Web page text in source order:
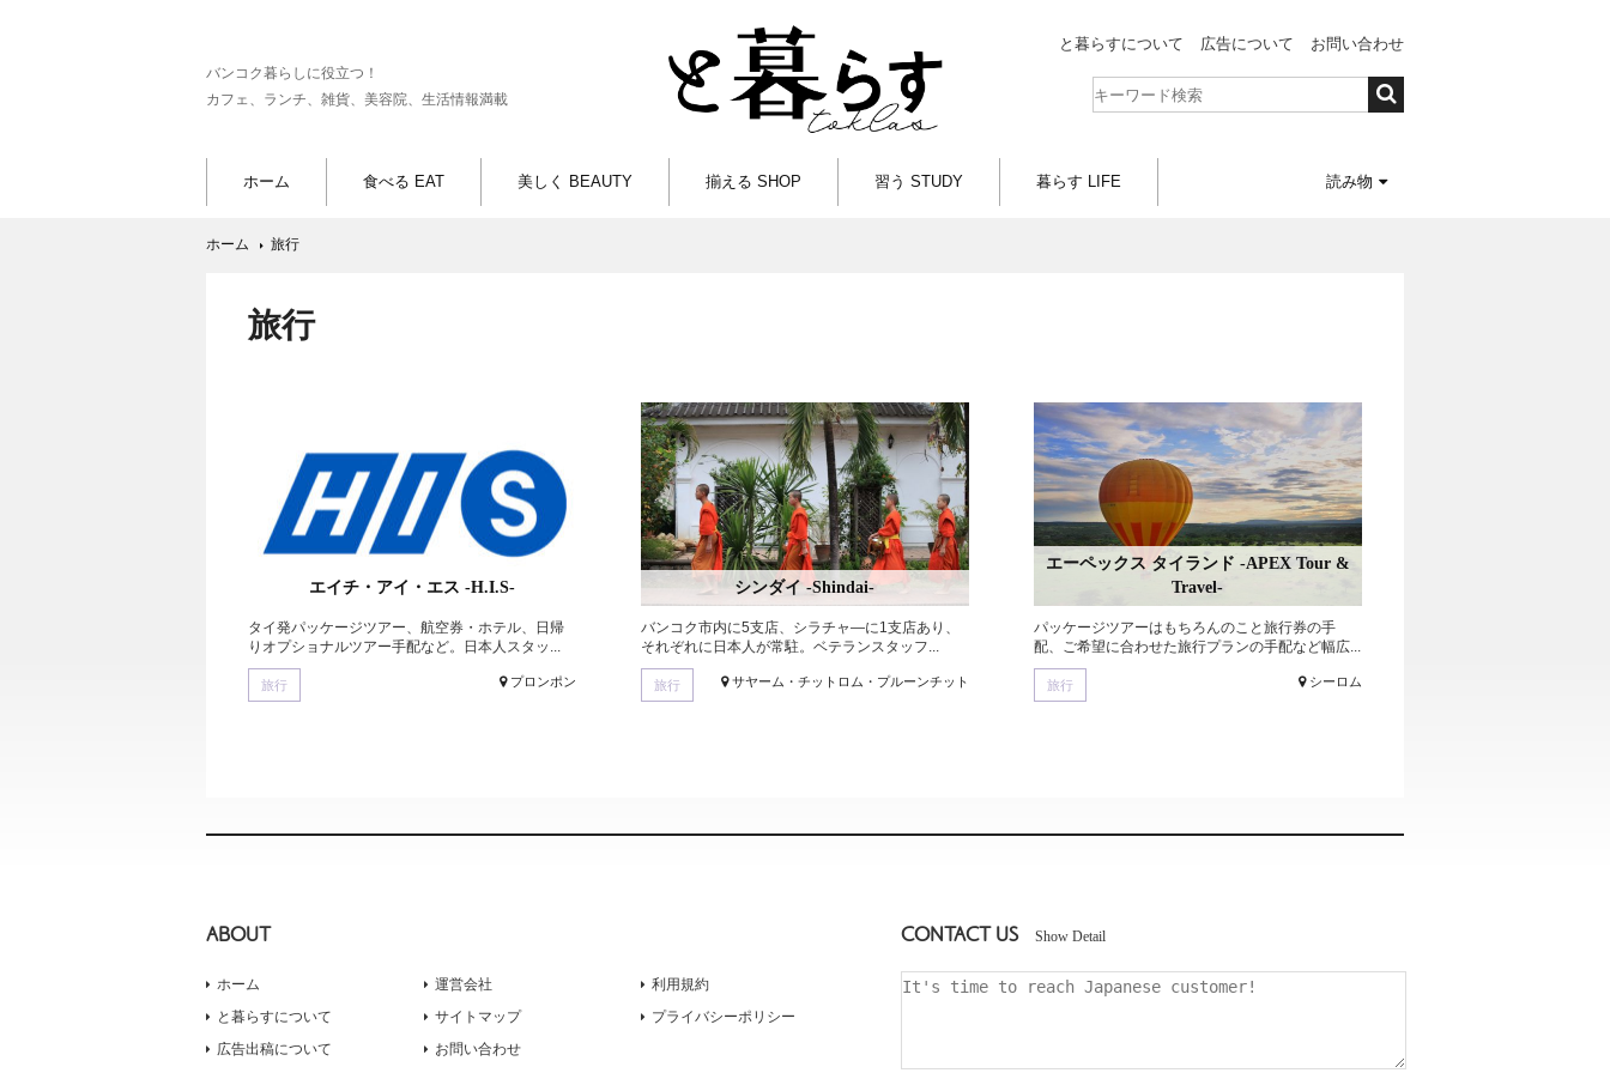
バンコク暮らしに役立つ！
カフェ、ランチ、雑貨、美容院、生活情報満載
と暮らすについて 広告について お問い合わせ
ホーム 食べる EAT 美しく BEAUTY 揃える SHOP 習う STUDY 暮らす LIFE 読み物
ホーム 旅行
旅行
エイチ・アイ・エス -H.I.S-
タイ発パッケージツアー、航空券・ホテル、日帰
りオプショナルツアー手配など。日本人スタッ...
プロンポン
旅行
シンダイ -Shindai-
バンコク市内に5支店、シラチャ―に1支店あり、
それぞれに日本人が常駐。ベテランスタッフ...
サヤーム・チットロム・プルーンチット
旅行
エーペックス タイランド -APEX Tour &
Travel-
パッケージツアーはもちろんのこと旅行券の手
配、ご希望に合わせた旅行プランの手配など幅広...
シーロム
旅行
ABOUT
ホーム
と暮らすについて
広告出稿について
運営会社
サイトマップ
お問い合わせ
利用規約
プライバシーポリシー
CONTACT US Show Detail